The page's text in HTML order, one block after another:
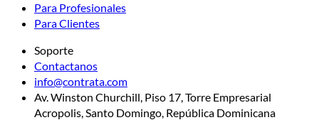
Para Profesionales
Para Clientes
Soporte
Contactanos
info@contrata.com
Av. Winston Churchill, Piso 17, Torre Empresarial
Acropolis, Santo Domingo, República Dominicana